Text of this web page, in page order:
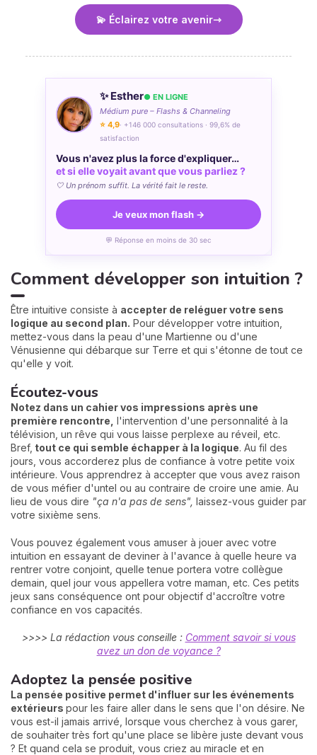
💫 Éclairez votre avenir
✨ Esther● EN LIGNE
Médium pure – Flashs & Channeling
⭐ 4,9· +146 000 consultations · 99,6% de
satisfaction
Vous n'avez plus la force d'expliquer…
et si elle voyait avant que vous parliez ?
🤍 Un prénom suffit. La vérité fait le reste.
Je veux mon flash →
💬 Réponse en moins de 30 sec
Comment développer son intuition ?
Être intuitive consiste à accepter de reléguer votre sens
logique au second plan. Pour développer votre intuition,
mettez-vous dans la peau d'une Martienne ou d'une
Vénusienne qui débarque sur Terre et qui s'étonne de tout ce
qu'elle y voit.
Écoutez-vous
Notez dans un cahier vos impressions après une
première rencontre, l'intervention d'une personnalité à la
télévision, un rêve qui vous laisse perplexe au réveil, etc.
Bref, tout ce qui semble échapper à la logique. Au fil des
jours, vous accorderez plus de confiance à votre petite voix
intérieure. Vous apprendrez à accepter que vous avez raison
de vous méfier d'untel ou au contraire de croire une amie. Au
lieu de vous dire "ça n'a pas de sens", laissez-vous guider par
votre sixième sens.
Vous pouvez également vous amuser à jouer avec votre
intuition en essayant de deviner à l'avance à quelle heure va
rentrer votre conjoint, quelle tenue portera votre collègue
demain, quel jour vous appellera votre maman, etc. Ces petits
jeux sans conséquence ont pour objectif d'accroître votre
confiance en vos capacités.
>>>> La rédaction vous conseille : Comment savoir si vous
avez un don de voyance ?
Adoptez la pensée positive
La pensée positive permet d'influer sur les événements
extérieurs pour les faire aller dans le sens que l'on désire. Ne
vous est-il jamais arrivé, lorsque vous cherchez à vous garer,
de souhaiter très fort qu'une place se libère juste devant vous
? Et quand cela se produit, vous criez au miracle et en